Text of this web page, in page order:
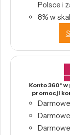
Polsce i
8% w
Konto 360°
promocji